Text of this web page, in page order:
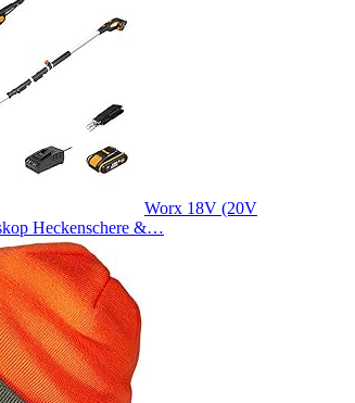
Worx 18V (20V
Heckenschere &…